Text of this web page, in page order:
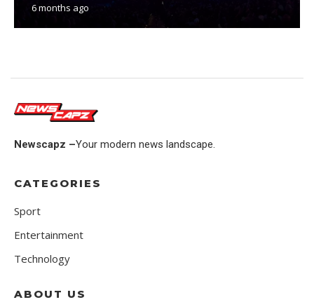
6 months ago
Newscapz –Your modern news landscape.
CATEGORIES
Sport
Entertainment
Technology
ABOUT US